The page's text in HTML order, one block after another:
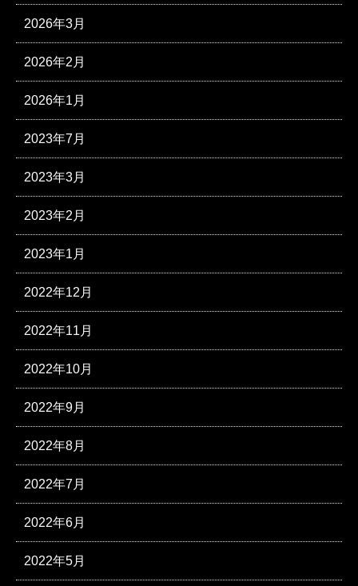
2026年3月
2026年2月
2026年1月
2023年7月
2023年3月
2023年2月
2023年1月
2022年12月
2022年11月
2022年10月
2022年9月
2022年8月
2022年7月
2022年6月
2022年5月